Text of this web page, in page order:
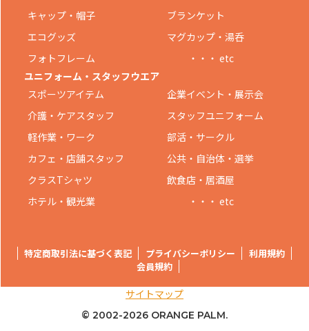
キャップ・帽子
ブランケット
エコグッズ
マグカップ・湯呑
フォトフレーム
・・・ etc
ユニフォーム・スタッフウエア
スポーツアイテム
企業イベント・展示会
介護・ケアスタッフ
スタッフユニフォーム
軽作業・ワーク
部活・サークル
カフェ・店舗スタッフ
公共・自治体・選挙
クラスTシャツ
飲食店・居酒屋
ホテル・観光業
・・・ etc
特定商取引法に基づく表記 プライバシーポリシー
利用規約
会員規約
サイトマップ
© 2002-2026 ORANGE PALM.